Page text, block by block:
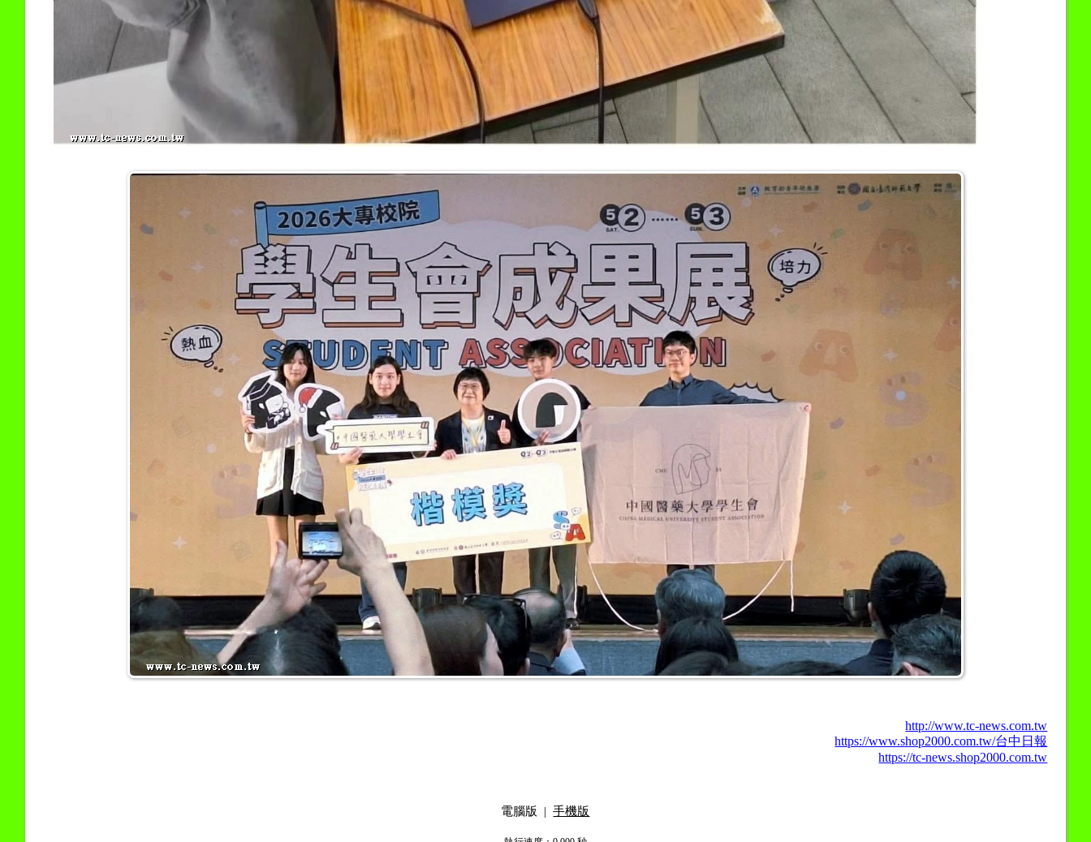
http://www.tc-news.com.tw
https://www.shop2000.com.tw/台中日報
https://tc-news.shop2000.com.tw
電腦版 |手機版